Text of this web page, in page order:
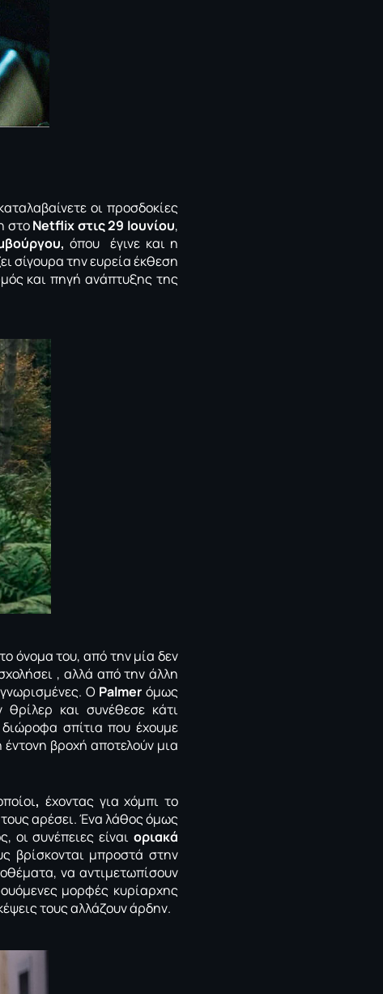
οι προσδοκίες
στοNetflix στις 29 Ιουνίου,
όπου έγινε και η
σίγουρα την ευρεία έκθεση
και πηγή ανάπτυξης της
όνομα του, από την μία δεν
, αλλά από την άλλη
Ο Palmer όμως
και συνέθεσε κάτι
σπίτια που έχουμε
βροχή αποτελούν μια
, έχοντας για χόμπι το
αρέσει. Ένα λάθος όμως
συνέπειες είναι οριακά
βρίσκονται μπροστά στην
να αντιμετωπίσουν
μορφές κυρίαρχης
τους αλλάζουν άρδην.